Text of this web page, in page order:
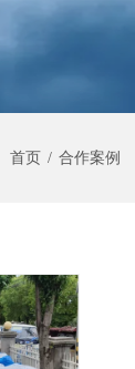
首页 / 合作案例